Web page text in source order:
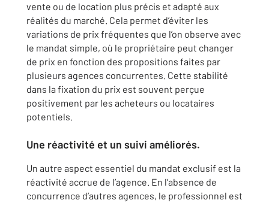
vente ou de location plus précis et adapté aux
réalités du marché. Cela permet d’éviter les
variations de prix fréquentes que l’on observe avec
le mandat simple, où le propriétaire peut changer
de prix en fonction des propositions faites par
plusieurs agences concurrentes. Cette stabilité
dans la fixation du prix est souvent perçue
positivement par les acheteurs ou locataires
potentiels.
Une réactivité et un suivi améliorés.
Un autre aspect essentiel du mandat exclusif est la
réactivité accrue de l’agence. En l’absence de
concurrence d’autres agences, le professionnel est